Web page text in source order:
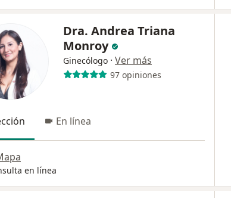
Dra. Andrea Triana
Monroy
Ginecólogo · Ver más
97 opiniones
En línea
en línea